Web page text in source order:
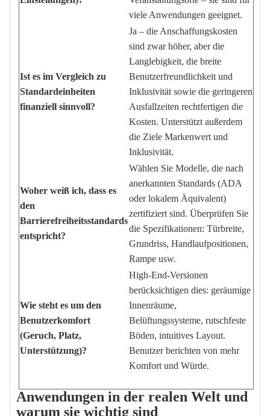
viele Anwendungen geeignet.
Ist es im Vergleich zu
Standardeinheiten
finanziell sinnvoll?
Ja – die Anschaffungskosten
sind zwar höher, aber die
Langlebigkeit, die breite
Benutzerfreundlichkeit und
Inklusivität sowie die geringeren
Ausfallzeiten rechtfertigen die
Kosten. Unterstützt außerdem
die Ziele Markenwert und
Inklusivität.
Woher weiß ich, dass es
den
Barrierefreiheitsstandards
entspricht?
Wählen Sie Modelle, die nach
anerkannten Standards (ADA
oder lokalem Äquivalent)
zertifiziert sind. Überprüfen Sie
die Spezifikationen: Türbreite,
Grundriss, Handlaufpositionen,
Rampe usw.
Wie steht es um den
Benutzerkomfort
(Geruch, Platz,
Unterstützung)?
High-End-Versionen
berücksichtigen dies: geräumige
Innenräume,
Belüftungssysteme, rutschfeste
Böden, intuitives Layout.
Benutzer berichten von mehr
Komfort und Würde.
Anwendungen in der realen Welt und
warum sie wichtig sind